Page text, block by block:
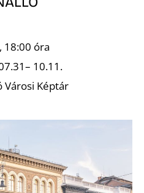
18:00 óra
10.11.
Városi Képtár